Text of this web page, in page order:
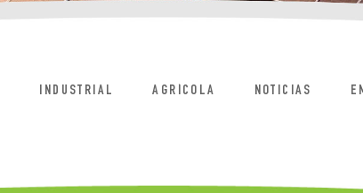
INDUSTRIAL AGRÍCOLA NOTICIAS